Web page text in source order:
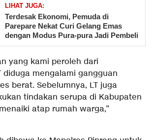
LIHAT JUGA:
Terdesak Ekonomi, Pemuda di
Parepare Nekat Curi Gelang Emas
dengan Modus Pura-pura Jadi Pembeli
yang kami peroleh dari
diduga mengalami gangguan
berat. Sebelumnya, LT juga
tindakan serupa di Kabupaten
atap rumah warga,”